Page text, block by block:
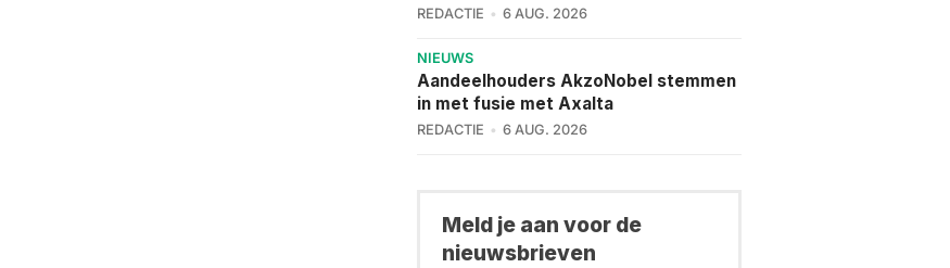
REDACTIE 6 AUG. 2026
NIEUWS
Aandeelhouders AkzoNobel stemmen
in met fusie met Axalta
REDACTIE 6 AUG. 2026
Meld je aan voor de
nieuwsbrieven